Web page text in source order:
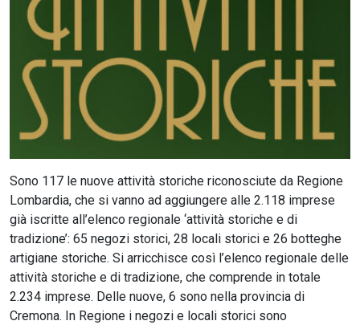
Sono 117 le nuove attività storiche riconosciute da Regione
Lombardia, che si vanno ad aggiungere alle 2.118 imprese
già iscritte all’elenco regionale ‘attività storiche e di
tradizione’: 65 negozi storici, 28 locali storici e 26 botteghe
artigiane storiche. Si arricchisce così l’elenco regionale delle
attività storiche e di tradizione, che comprende in totale
2.234 imprese. Delle nuove, 6 sono nella provincia di
Cremona. In Regione i negozi e locali storici sono